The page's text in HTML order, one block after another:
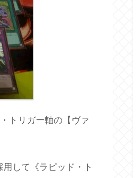
トリガー軸の【ヴァ
して《ラピッド・ト